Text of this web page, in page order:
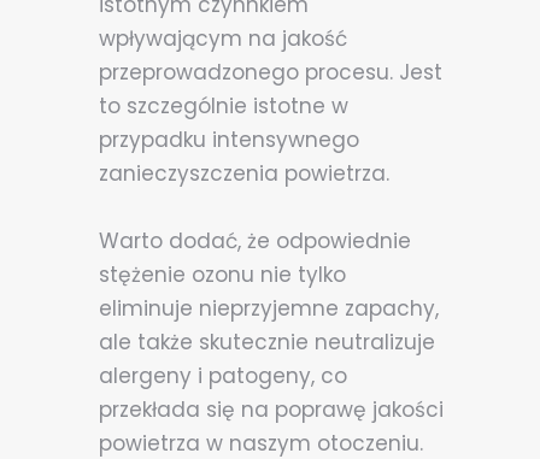
wpływającym na jakość
przeprowadzonego procesu. Jest
to szczególnie istotne w
przypadku intensywnego
zanieczyszczenia powietrza.
Warto dodać, że odpowiednie
stężenie ozonu nie tylko
eliminuje nieprzyjemne zapachy,
ale także skutecznie neutralizuje
alergeny i patogeny, co
przekłada się na poprawę jakości
powietrza w naszym otoczeniu.